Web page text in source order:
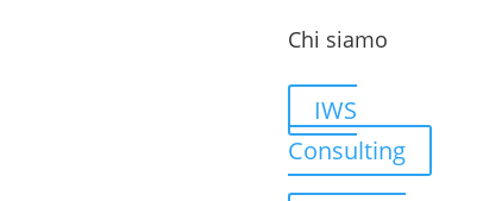
Chi siamo
IWS
Consulting